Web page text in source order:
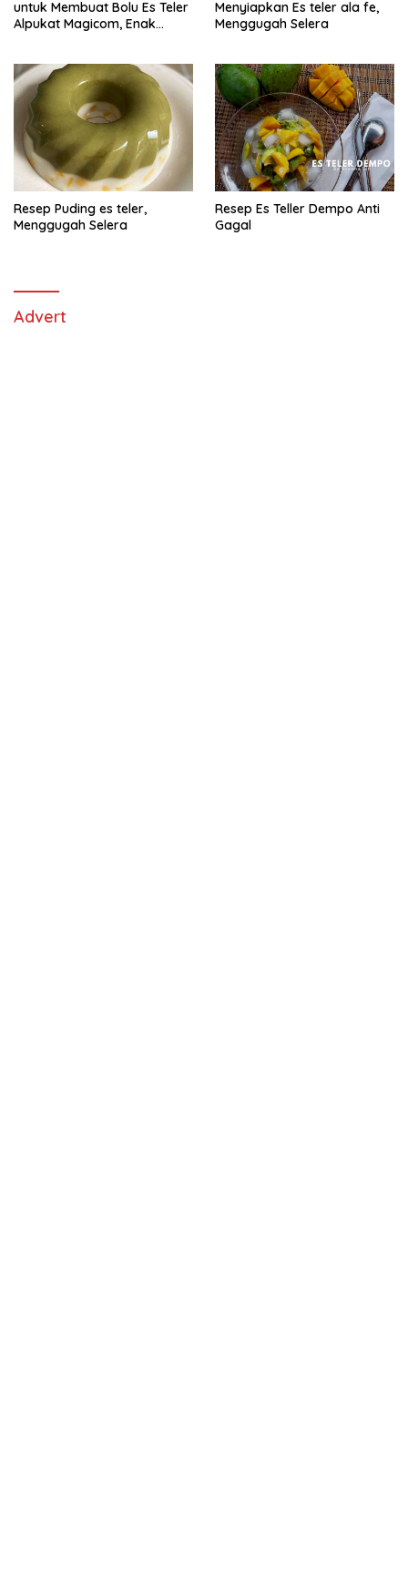
untuk Membuat Bolu Es Teler
Alpukat Magicom, Enak
Menyiapkan Es teler ala fe,
Menggugah Selera
Resep Puding es teler,
Menggugah Selera
Resep Es Teller Dempo Anti
Gagal
Advert